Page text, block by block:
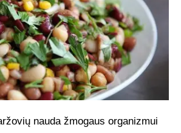
nauda žmogaus organizmui